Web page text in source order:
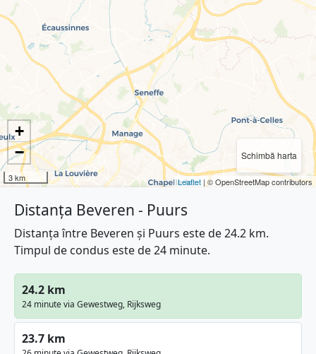
Schimbă harta
+
−
3 km Leaflet | © OpenStreetMap contributors
Distanța Beveren - Puurs
Distanța între Beveren și Puurs este de 24.2 km.
Timpul de condus este de 24 minute.
24.2 km
24 minute via Gewestweg, Rijksweg
23.7 km